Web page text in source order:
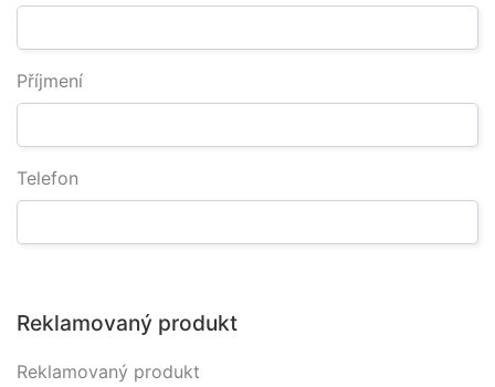
Příjmení
Telefon
Reklamovaný produkt
Reklamovaný produkt